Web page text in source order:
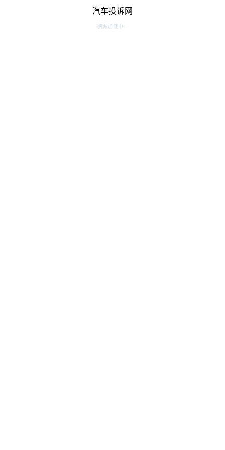
汽车投诉网
资源加载中...